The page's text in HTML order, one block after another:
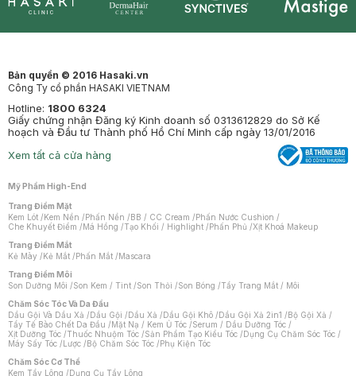
Bản quyền © 2016 Hasaki.vn
Công Ty cổ phần HASAKI VIETNAM
Hotline: 1800 6324
Giấy chứng nhận Đăng ký Kinh doanh số 0313612829 do Sở Kế
hoạch và Đầu tư Thành phố Hồ Chí Minh cấp ngày 13/01/2016
Xem tất cả cửa hàng
Mỹ Phẩm High-End
Trang Điểm Mặt
Kem Lót /Kem Nền /Phấn Nền /BB / CC Cream /Phấn Nước Cushion /
Che Khuyết Điểm /Má Hồng /Tạo Khối / Highlight /Phấn Phủ /Xịt Khoá Makeup
Trang Điểm Mắt
Kẻ Mày /Kẻ Mắt /Phấn Mắt /Mascara
Trang Điểm Môi
Son Dưỡng Môi /Son Kem / Tint /Son Thỏi /Son Bóng /Tẩy Trang Mắt / Môi
Chăm Sóc Tóc Và Da Đầu
Dầu Gội Và Dầu Xả /Dầu Gội /Dầu Xả /Dầu Gội Khô /Dầu Gội Xả 2in1 /Bộ Gội Xả /
Tẩy Tế Bào Chết Da Đầu /Mặt Nạ / Kem Ủ Tóc /Serum / Dầu Dưỡng Tóc /
Xịt Dưỡng Tóc /Thuốc Nhuộm Tóc /Sản Phẩm Tạo Kiểu Tóc /Dụng Cụ Chăm Sóc Tóc /
Máy Sấy Tóc /Lược /Bộ Chăm Sóc Tóc /Phụ Kiện Tóc
Chăm Sóc Cơ Thể
Kem Tẩy Lông /Dụng Cụ Tẩy Lông